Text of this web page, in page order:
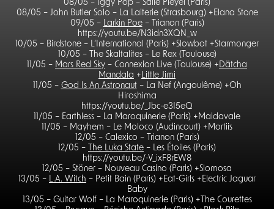
08/05 – Iggy Pop – Salle Pleyel (Paris)
08/05 – John Butler Solo – La Laiterie (Strasbourg) +Elana Stone
09/05 – Larkin Poe– Trianon (Paris)
https://youtu.be/N3idn3XQN_w
10/05 – Birdstone – L’International (Paris) +Slowbot +Starmonger
10/05 – The Skaltalites – Le Rex (Toulouse)
11/05 – Mars Red Sky – Connexion Live (Toulouse) + Dätcha
Mandala + Little Jimi
11/05 – God Is An Astronaut– La Nef (Angoulême) +Oh
Hiroshima
https://youtu.be/_Jbc-e3I5eQ
11/05 – Earthless – La Maroquinerie (Paris) +Maidavale
11/05 – Mayhem – Le Moloco (Audincourt) +Mortiis
12/05 – Calexico – Trianon (Paris)
12/05 –
The Luka State – Les Étoiles (Paris)
https://youtu.be/-V_ixF8rEW8
12/05 – Stöner – Nouveau Casino (Paris) +Slomosa
13/05 – L.A. Witch – Petit Bain (Paris) +Eat-Girls +Electric Jaguar
Baby
13/05 – Guitar Wolf – La Maroquinerie (Paris) +The Courettes